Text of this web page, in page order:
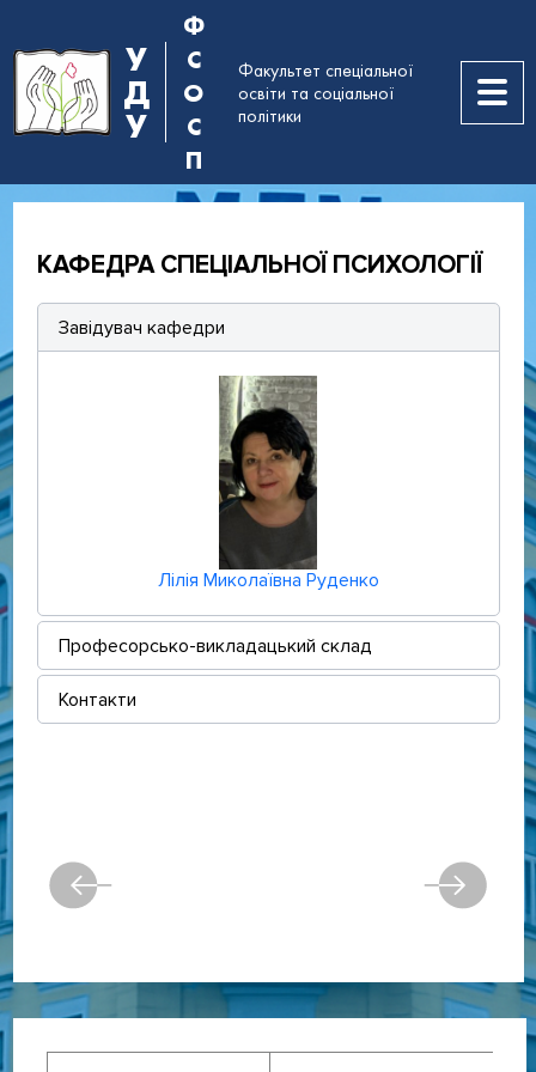
У
Д
У
Ф
С
О
С
П
Факультет спеціальної
освіти та соціальної
політики
КАФЕДРА СПЕЦІАЛЬНОЇ ПСИХОЛОГІЇ
Завідувач кафедри
Лілія Миколаївна Руденко
Професорсько-викладацький склад
Контакти